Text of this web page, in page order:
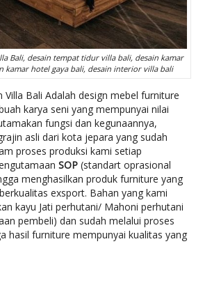
Bali, desain tempat tidur villa bali, desain kamar
kamar hotel gaya bali, desain interior villa bali
Villa Bali Adalah design mebel furniture
karya seni yang mempunyai nilai
fungsi dan kegunaannya,
asli dari kota jepara yang sudah
proses produksi kami setiap
SOP (standart oprasional
menghasilkan produk furniture yang
exsport. Bahan yang kami
kayu Jati perhutani/ Mahoni perhutani
pembeli) dan sudah melalui proses
hasil furniture mempunyai kualitas yang